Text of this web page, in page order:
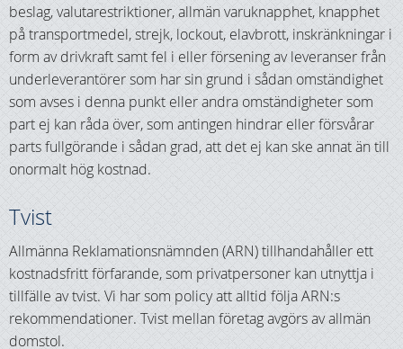
beslag, valutarestriktioner, allmän varuknapphet, knapphet
på transportmedel, strejk, lockout, elavbrott, inskränkningar i
form av drivkraft samt fel i eller försening av leveranser från
underleverantörer som har sin grund i sådan omständighet
som avses i denna punkt eller andra omständigheter som
part ej kan råda över, som antingen hindrar eller försvårar
parts fullgörande i sådan grad, att det ej kan ske annat än till
onormalt hög kostnad.
Tvist
Allmänna Reklamationsnämnden (ARN) tillhandahåller ett
kostnadsfritt förfarande, som privatpersoner kan utnyttja i
tillfälle av tvist. Vi har som policy att alltid följa ARN:s
rekommendationer. Tvist mellan företag avgörs av allmän
domstol.